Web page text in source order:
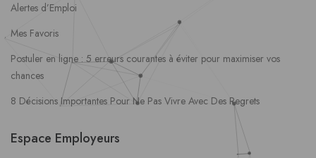
Alertes d’Emploi
Mes Favoris
Postuler en ligne : 5 erreurs courantes à éviter pour maximiser vos
chances
8 Décisions Importantes Pour Ne Pas Vivre Avec Des Regrets
Espace Employeurs